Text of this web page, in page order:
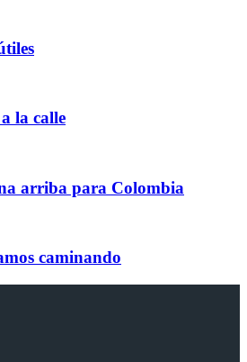
la calle
arriba para Colombia
caminando